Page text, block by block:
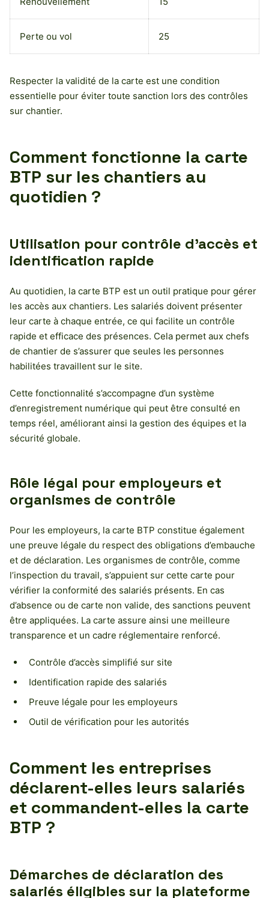
Perte ou vol 25
Respecter la validité de la carte est une condition
essentielle pour éviter toute sanction lors des contrôles
sur chantier.
Comment fonctionne la carte
BTP sur les chantiers au
quotidien ?
Utilisation pour contrôle d’accès et
identification rapide
Au quotidien, la carte BTP est un outil pratique pour gérer
les accès aux chantiers. Les salariés doivent présenter
leur carte à chaque entrée, ce qui facilite un contrôle
rapide et efficace des présences. Cela permet aux chefs
de chantier de s’assurer que seules les personnes
habilitées travaillent sur le site.
Cette fonctionnalité s’accompagne d’un système
d’enregistrement numérique qui peut être consulté en
temps réel, améliorant ainsi la gestion des équipes et la
sécurité globale.
Rôle légal pour employeurs et
organismes de contrôle
Pour les employeurs, la carte BTP constitue également
une preuve légale du respect des obligations d’embauche
et de déclaration. Les organismes de contrôle, comme
l’inspection du travail, s’appuient sur cette carte pour
vérifier la conformité des salariés présents. En cas
d’absence ou de carte non valide, des sanctions peuvent
être appliquées. La carte assure ainsi une meilleure
transparence et un cadre réglementaire renforcé.
Contrôle d’accès simplifié sur site
Identification rapide des salariés
Preuve légale pour les employeurs
Outil de vérification pour les autorités
Comment les entreprises
déclarent-elles leurs salariés
et commandent-elles la carte
BTP ?
Démarches de déclaration des
salariés éligibles sur la plateforme